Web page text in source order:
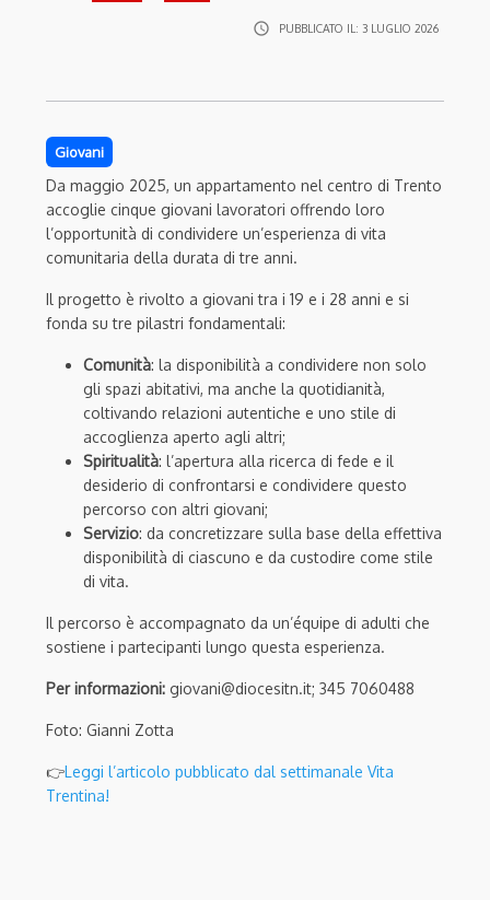
access_time PUBBLICATO IL: 3 LUGLIO 2026
Giovani
Da maggio 2025, un appartamento nel centro di Trento
accoglie cinque giovani lavoratori offrendo loro
l’opportunità di condividere un’esperienza di vita
comunitaria della durata di tre anni.
Il progetto è rivolto a giovani tra i 19 e i 28 anni e si
fonda su tre pilastri fondamentali:
Comunità: la disponibilità a condividere non solo
gli spazi abitativi, ma anche la quotidianità,
coltivando relazioni autentiche e uno stile di
accoglienza aperto agli altri;
Spiritualità: l’apertura alla ricerca di fede e il
desiderio di confrontarsi e condividere questo
percorso con altri giovani;
Servizio: da concretizzare sulla base della effettiva
disponibilità di ciascuno e da custodire come stile
di vita.
Il percorso è accompagnato da un’équipe di adulti che
sostiene i partecipanti lungo questa esperienza.
Per informazioni: giovani@diocesitn.it; 345 7060488
Foto: Gianni Zotta
👉Leggi l’articolo pubblicato dal settimanale Vita
Trentina!